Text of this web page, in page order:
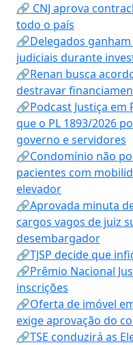
🔗 CNJ aprova
todo o país
🔗Delegados
judiciais durante
🔗Renan busca
destravar
🔗Podcast Justiça em
que o PL 1893/2026
governo e servidores
🔗Condomínio não
pacientes com
elevador
🔗Aprovada minuta
cargos vagos de juiz
desembargador
🔗TJSP decide que
🔗Prêmio Nacional
inscrições
🔗Oferta de imóvel
exige aprovação do
🔗TSE conduzirá as